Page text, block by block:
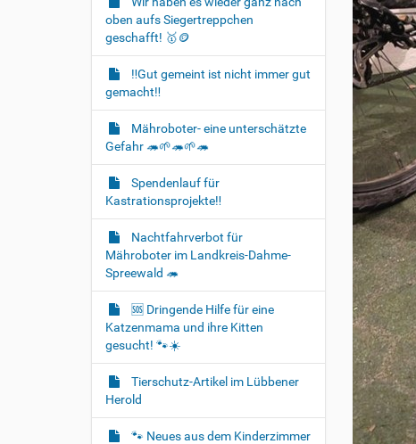
oben aufs Siegertreppchen
geschafft! 🥇🪙
‼️Gut gemeint ist nicht immer gut
gemacht‼️
Mähroboter- eine unterschätzte
Gefahr 🦔🌱🦔🌱🦔
Spendenlauf für
Kastrationsprojekte‼️
Nachtfahrverbot für
Mähroboter im Landkreis-Dahme-
Spreewald 🦔
🆘️ Dringende Hilfe für eine
Katzenmama und ihre Kitten
gesucht! 🐾☀️
Tierschutz-Artikel im Lübbener
Herold
🐾 Neues aus dem Kinderzimmer